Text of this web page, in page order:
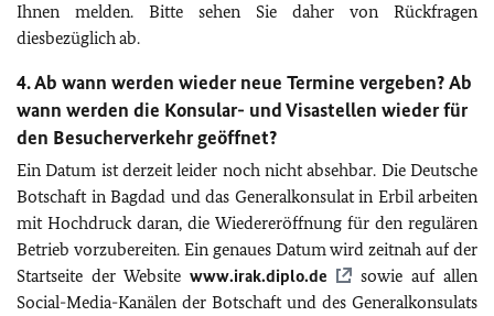
Ihnen melden. Bitte sehen Sie daher von Rückfragen
diesbezüglich ab.
4. Ab wann werden wieder neue Termine vergeben? Ab
wann werden die Konsular- und Visastellen wieder für
den Besucherverkehr geöffnet?
Ein Datum ist derzeit leider noch nicht absehbar. Die Deutsche
Botschaft in Bagdad und das Generalkonsulat in Erbil arbeiten
mit Hochdruck daran, die Wiedereröffnung für den regulären
Betrieb vorzubereiten. Ein genaues Datum wird zeitnah auf der
Startseite der Website www.irak.diplo.de
sowie auf allen
Social-Media-Kanälen der Botschaft und des Generalkonsulats